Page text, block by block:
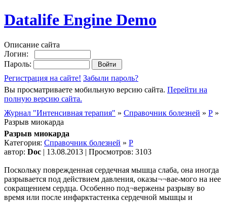
Datalife Engine Demo
Описание сайта
Логин:
Пароль:
Регистрация на сайте! Забыли пароль?
Вы просматриваете мобильную версию сайта. Перейти на
полную версию сайта.
Журнал "Интенсивная терапия" » Справочник болезней » Р »
Разрыв миокарда
Разрыв миокарда
Категория: Справочник болезней » Р
автор: Doc | 13.08.2013 | Просмотров: 3103
Поскольку поврежденная сердечная мышца слаба, она иногда
разрывается под действием давления, оказы¬¬вае-мого на нее
сокращением сердца. Особенно под¬вержены разрыву во
время или после инфарктастенка сердечной мышцы и